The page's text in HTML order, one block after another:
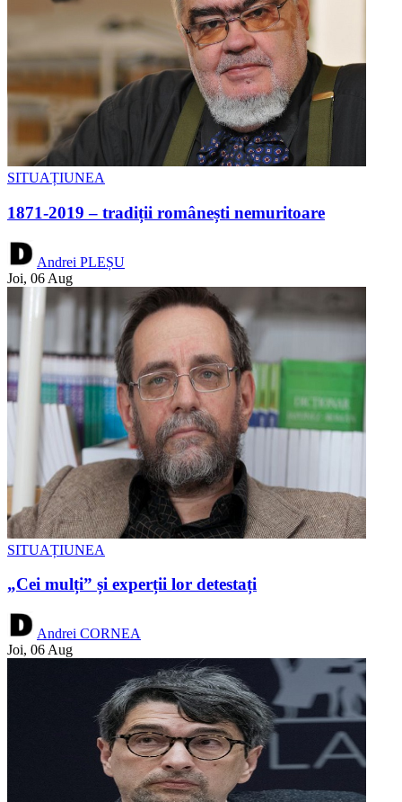
SITUAȚIUNEA
1871-2019 – tradiții românești nemuritoare
Andrei PLEȘU
Joi, 06 Aug
SITUAȚIUNEA
„Cei mulți” și experții lor detestați
Andrei CORNEA
Joi, 06 Aug